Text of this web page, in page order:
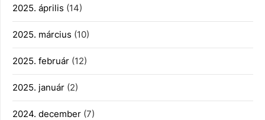
2025. április (14)
2025. március (10)
2025. február (12)
2025. január (2)
2024. december (7)